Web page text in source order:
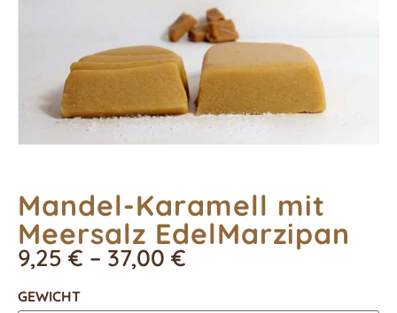
Mandel-Karamell mit
Meersalz EdelMarzipan
9,25 € – 37,00 €
GEWICHT